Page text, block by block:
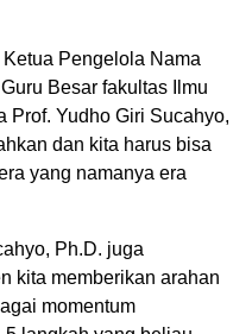
Pengelola Nama
Besar fakultas Ilmu
Prof. Yudho Giri Sucahyo,
dan kita harus bisa
yang namanya era
Ph.D. juga
kita memberikan arahan
momentum